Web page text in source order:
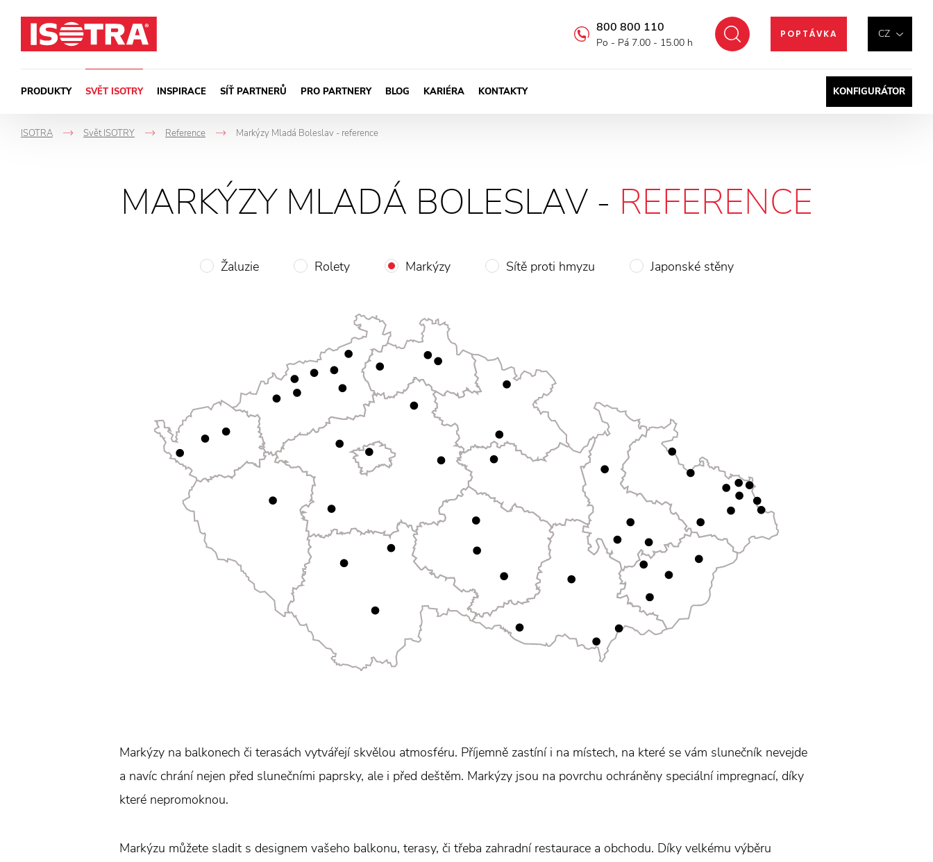
CZ
POPTÁVKA
Hledat
800 800 110
Po - Pá 7.00 - 15.00 h
PRODUKTY SVĚT ISOTRY INSPIRACE SÍŤ PARTNERŮ PRO PARTNERY BLOG KARIÉRA KONTAKTY KONFIGURÁTOR
ISOTRA
->
Svět ISOTRY
->
Reference Markýzy Mladá Boleslav - reference
MARKÝZY MLADÁ BOLESLAV - REFERENCE
Žaluzie Rolety Markýzy Sítě proti hmyzu Japonské stěny
Markýzy na balkonech či terasách vytvářejí skvělou atmosféru. Příjemně zastíní i na místech, na které se vám slunečník nevejde
a navíc chrání nejen před slunečními paprsky, ale i před deštěm. Markýzy jsou na povrchu ochráněny speciální impregnací, díky
které nepromoknou.
Markýzu můžete sladit s designem vašeho balkonu, terasy, či třeba zahradní restaurace a obchodu. Díky velkému výběru